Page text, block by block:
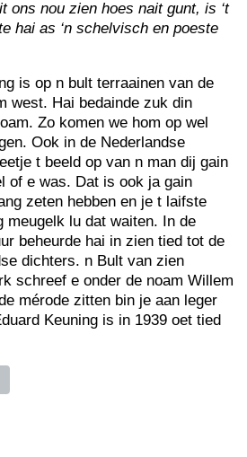
ons nou zien hoes nait gunt, is ‘t
hai as ‘n schelvisch en poeste
is op n bult terraainen van de
west. Hai bedainde zuk din
Zo komen we hom op wel
Ook in de Nederlandse
t beeld op van n man dij gain
of e was. Dat is ook ja gain
zeten hebben en je t laifste
meugelk lu dat waiten. In de
beheurde hai in zien tied tot de
dichters. n Bult van zien
schreef e onder de noam Willem
mérode zitten bin je aan leger
Keuning is in 1939 oet tied